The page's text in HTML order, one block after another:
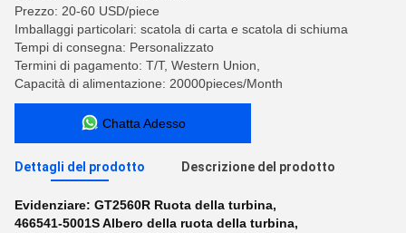
Prezzo: 20-60 USD/piece
Imballaggi particolari: scatola di carta e scatola di schiuma
Tempi di consegna: Personalizzato
Termini di pagamento: T/T, Western Union,
Capacità di alimentazione: 20000pieces/Month
Chatta Adesso
Dettagli del prodotto Descrizione del prodotto
Evidenziare: GT2560R Ruota della turbina,
466541-5001S Albero della ruota della turbina,